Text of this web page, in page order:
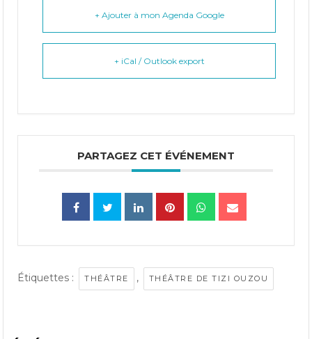
+ Ajouter à mon Agenda Google
+ iCal / Outlook export
PARTAGEZ CET ÉVÉNEMENT
Étiquettes : THÉÂTRE , THÉÂTRE DE TIZI OUZOU